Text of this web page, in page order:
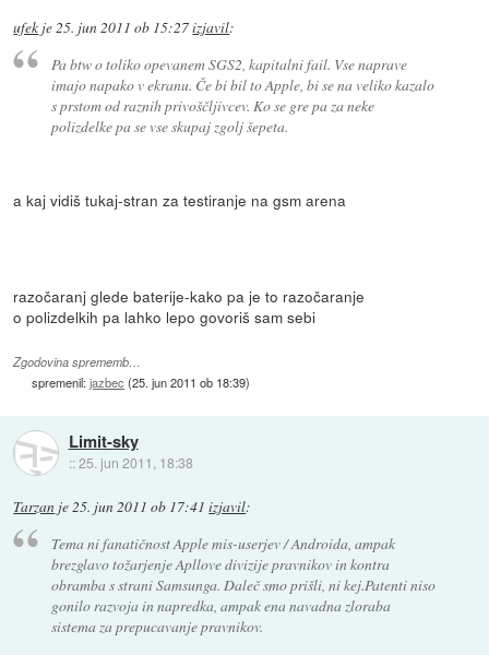
ufek je25. jun 2011 ob 15:27izjavil:
Pa btw o toliko opevanem SGS2, kapitalni fail. Vse naprave
imajo napako v ekranu. Če bi bil to Apple, bi se na veliko kazalo
s prstom od raznih privoščljivcev. Ko se gre pa za neke
polizdelke pa se vse skupaj zgolj šepeta.
a kaj vidiš tukaj-stran za testiranje na gsm arena
razočaranj glede baterije-kako pa je to razočaranje
o polizdelkih pa lahko lepo govoriš sam sebi
Zgodovina sprememb…
spremenil:jazbec (25. jun 2011 ob 18:39)
Limit-sky
::25. jun 2011, 18:38
Tarzan je25. jun 2011 ob 17:41 izjavil:
Tema ni fanatičnost Apple mis-userjev / Androida, ampak
brezglavo tožarjenje Apllove divizije pravnikov in kontra
obramba s strani Samsunga. Daleč smo prišli, ni kej.Patenti niso
gonilo razvoja in napredka, ampak ena navadna zloraba
sistema za prepucavanje pravnikov.